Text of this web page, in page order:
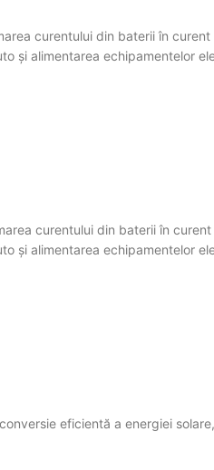
curentului din baterii în curent
și alimentarea echipamentelor
curentului din baterii în
și alimentarea echipamentelor
eficientă a energiei